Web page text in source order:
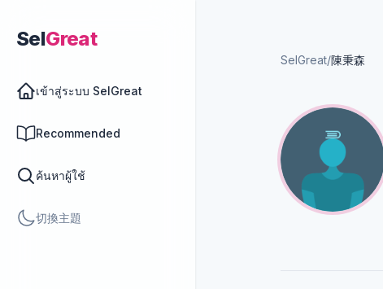
SelGreat
เข้าสู่ระบบ SelGreat
Recommended
ค้นหาผู้ใช้
切換主題
SelGreat/陳秉森